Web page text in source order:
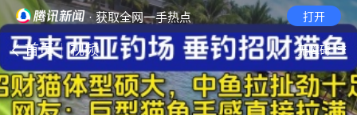
· 获取全网一手热点 打开
首页 视频 无障碍